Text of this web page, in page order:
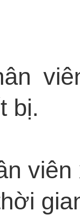
bị.